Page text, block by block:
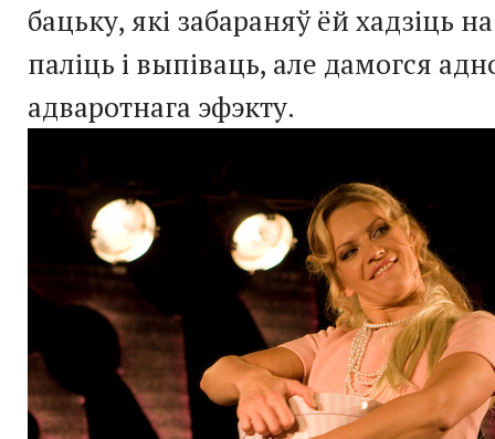
бацьку, які забараняў ёй хадзіць
паліць і выпіваць, але дамогся
адваротнага эфэкту.